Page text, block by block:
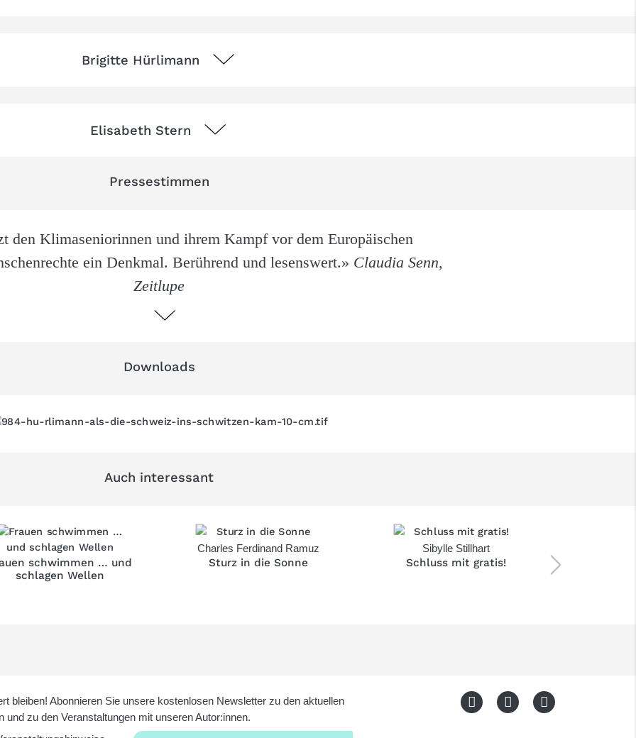
Brigitte Hürlimann
Elisabeth Stern
Pressestimmen
den Klimaseniorinnen und ihrem Kampf vor dem Europäischen
ein Denkmal. Berührend und lesenswert.» Claudia Senn,
Zeitlupe
Downloads
Auch interessant
schwimmen … und
schlagen Wellen
Charles Ferdinand Ramuz
Sturz in die Sonne
Sibylle Stillhart
Schluss mit gratis!
bleiben! Abonnieren Sie unsere kostenlosen Newsletter zu den aktuellen
und zu den Veranstaltungen mit unseren Autor:innen.